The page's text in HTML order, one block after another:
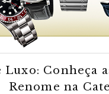
Luxo: Conheça
Renome na